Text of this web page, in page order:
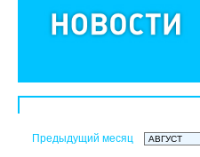
Предыдущий месяц